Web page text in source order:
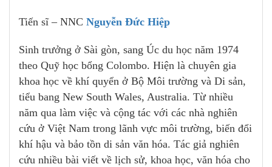
Tiến sĩ – NNC Nguyễn Đức Hiệp
Sinh trưởng ở Sài gòn, sang Úc du học năm 1974
theo Quỹ học bổng Colombo. Hiện là chuyên gia
khoa học về khí quyển ở Bộ Môi trường và Di sản,
tiểu bang New South Wales, Australia. Từ nhiều
năm qua làm việc và cộng tác với các nhà nghiên
cứu ở Việt Nam trong lãnh vực môi trường, biến đổi
khí hậu và bảo tồn di sản văn hóa. Tác giả nghiên
cứu nhiều bài viết về lịch sử, khoa học, văn hóa cho